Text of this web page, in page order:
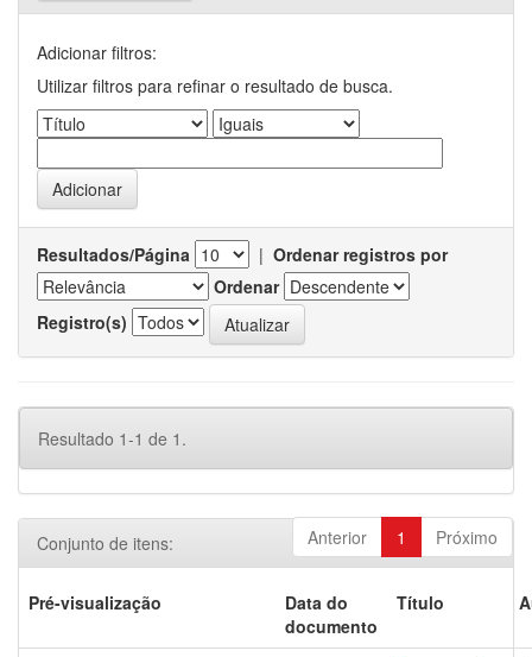
Adicionar filtros:
Utilizar filtros para refinar o resultado de busca.
Resultados/Página | Ordenar registros por
Ordenar
Registro(s)
Resultado 1-1 de 1.
Anterior 1 Próximo
Conjunto de itens:
Pré-visualização
Data do
documento
Título